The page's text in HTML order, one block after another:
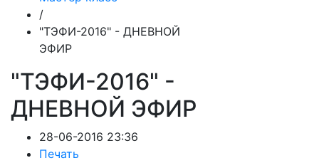
/
"ТЭФИ-2016" - ДНЕВНОЙ
ЭФИР
"ТЭФИ-2016" -
ДНЕВНОЙ ЭФИР
28-06-2016 23:36
Печать